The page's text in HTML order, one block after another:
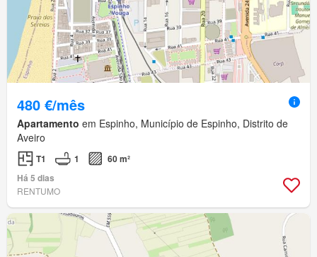
480 €/mês
Apartamento em Espinho, Município de Espinho, Distrito de
Aveiro
T1 1
60 m²
Há 5 dias
RENTUMO